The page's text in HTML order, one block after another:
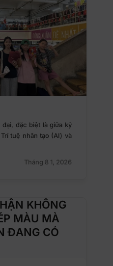
đặc biệt là giữa kỷ
tuệ nhân tạo (AI) và
Tháng 8 1, 2026
KHÔNG
MÀU MÀ
ĐANG CÓ